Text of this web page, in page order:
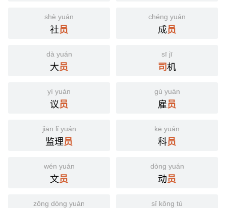
shè yuán
社员
chéng yuán
成员
dà yuán
大员
sī jī
司机
yì yuán
议员
gù yuán
雇员
jiān lǐ yuán
监理员
kē yuán
科员
wén yuán
文员
dòng yuán
动员
zǒng dòng yuán sī kōng tú